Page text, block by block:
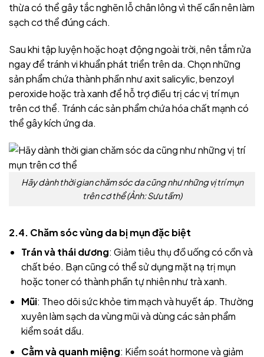
thừa có thể gây tắc nghẽn lỗ chân lông vì thế cần nên làm
sạch cơ thể đúng cách.
Sau khi tập luyện hoặc hoạt động ngoài trời, nên tắm rửa
ngay để tránh vi khuẩn phát triển trên da. Chọn những
sản phẩm chứa thành phần như axit salicylic, benzoyl
peroxide hoặc trà xanh để hỗ trợ điều trị các vị trí mụn
trên cơ thể. Tránh các sản phẩm chứa hóa chất mạnh có
thể gây kích ứng da.
Hãy dành thời gian chăm sóc da cũng như những vị trí mụn
trên cơ thể (Ảnh: Sưu tầm)
2.4. Chăm sóc vùng da bị mụn đặc biệt
Trán và thái dương: Giảm tiêu thụ đồ uống có cồn và
chất béo. Bạn cũng có thể sử dụng mặt nạ trị mụn
hoặc toner có thành phần tự nhiên như trà xanh.
Mũi: Theo dõi sức khỏe tim mạch và huyết áp. Thường
xuyên làm sạch da vùng mũi và dùng các sản phẩm
kiểm soát dầu.
Cằm và quanh miệng: Kiểm soát hormone và giảm